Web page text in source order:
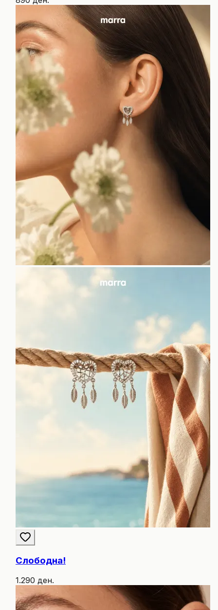
Слободна!
1.290 ден.